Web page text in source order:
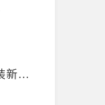
绝地求生2下载安装新版本手机版